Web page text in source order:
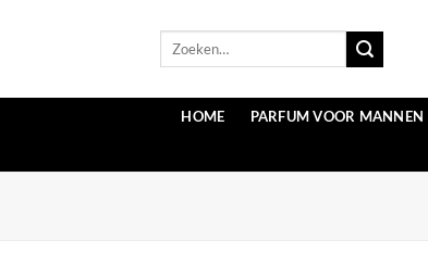
Zoeken
HOME PARFUM VOOR MANNEN